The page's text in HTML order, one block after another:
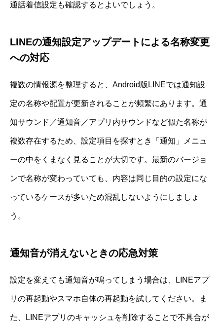
通話着信設定も確認するとよいでしょう。
LINEの通知設定アップデートによる名称変更
への対応
複数の情報源を整理すると、Android版LINEでは通知設
定の名称や配置が更新されることが頻繁にあります。通
知サウンド／通知音／アプリ内サウンドなど似た名称が
複数存在するため、設定項目を探すとき「通知」メニュ
ーの中をくまなく見ることが大切です。最新のバージョ
ンで名称が変わっていても、内容は同じ目的の設定にな
っているケースが多いため混乱しないようにしましょ
う。
通知音が消えないときの応急対策
設定を変えても通知音が鳴ってしまう場合は、LINEアプ
リの再起動やスマホ自体の再起動を試してください。ま
た、LINEアプリのキャッシュを削除することで不具合が